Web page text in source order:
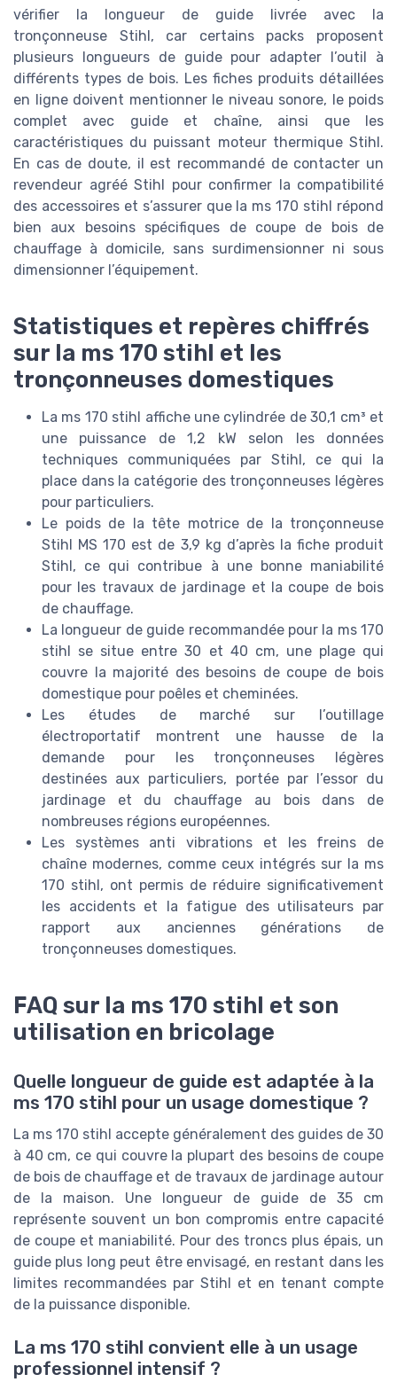
vérifier la longueur de guide livrée avec la
tronçonneuse Stihl, car certains packs proposent
plusieurs longueurs de guide pour adapter l’outil à
différents types de bois. Les fiches produits détaillées
en ligne doivent mentionner le niveau sonore, le poids
complet avec guide et chaîne, ainsi que les
caractéristiques du puissant moteur thermique Stihl.
En cas de doute, il est recommandé de contacter un
revendeur agréé Stihl pour confirmer la compatibilité
des accessoires et s’assurer que la ms 170 stihl répond
bien aux besoins spécifiques de coupe de bois de
chauffage à domicile, sans surdimensionner ni sous
dimensionner l’équipement.
Statistiques et repères chiffrés
sur la ms 170 stihl et les
tronçonneuses domestiques
La ms 170 stihl affiche une cylindrée de 30,1 cm³ et
une puissance de 1,2 kW selon les données
techniques communiquées par Stihl, ce qui la
place dans la catégorie des tronçonneuses légères
pour particuliers.
Le poids de la tête motrice de la tronçonneuse
Stihl MS 170 est de 3,9 kg d’après la fiche produit
Stihl, ce qui contribue à une bonne maniabilité
pour les travaux de jardinage et la coupe de bois
de chauffage.
La longueur de guide recommandée pour la ms 170
stihl se situe entre 30 et 40 cm, une plage qui
couvre la majorité des besoins de coupe de bois
domestique pour poêles et cheminées.
Les études de marché sur l’outillage
électroportatif montrent une hausse de la
demande pour les tronçonneuses légères
destinées aux particuliers, portée par l’essor du
jardinage et du chauffage au bois dans de
nombreuses régions européennes.
Les systèmes anti vibrations et les freins de
chaîne modernes, comme ceux intégrés sur la ms
170 stihl, ont permis de réduire significativement
les accidents et la fatigue des utilisateurs par
rapport aux anciennes générations de
tronçonneuses domestiques.
FAQ sur la ms 170 stihl et son
utilisation en bricolage
Quelle longueur de guide est adaptée à la
ms 170 stihl pour un usage domestique ?
La ms 170 stihl accepte généralement des guides de 30
à 40 cm, ce qui couvre la plupart des besoins de coupe
de bois de chauffage et de travaux de jardinage autour
de la maison. Une longueur de guide de 35 cm
représente souvent un bon compromis entre capacité
de coupe et maniabilité. Pour des troncs plus épais, un
guide plus long peut être envisagé, en restant dans les
limites recommandées par Stihl et en tenant compte
de la puissance disponible.
La ms 170 stihl convient elle à un usage
professionnel intensif ?